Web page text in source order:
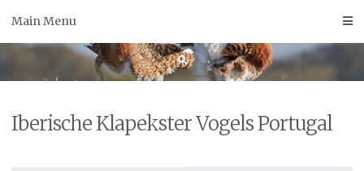
Main Menu
Iberische Klapekster Vogels Portugal